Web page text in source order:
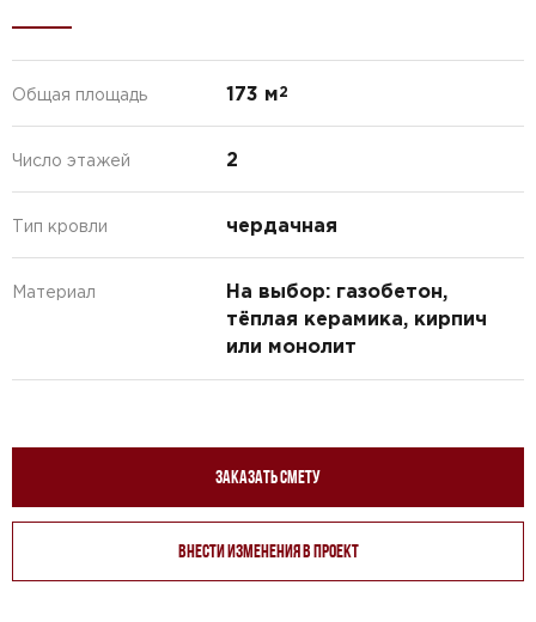
Общая площадь 173 м2
Число этажей 2
Тип кровли чердачная
Материал
На выбор: газобетон,
тёплая керамика, кирпич
или монолит
Заказать смету
Внести изменения в проект